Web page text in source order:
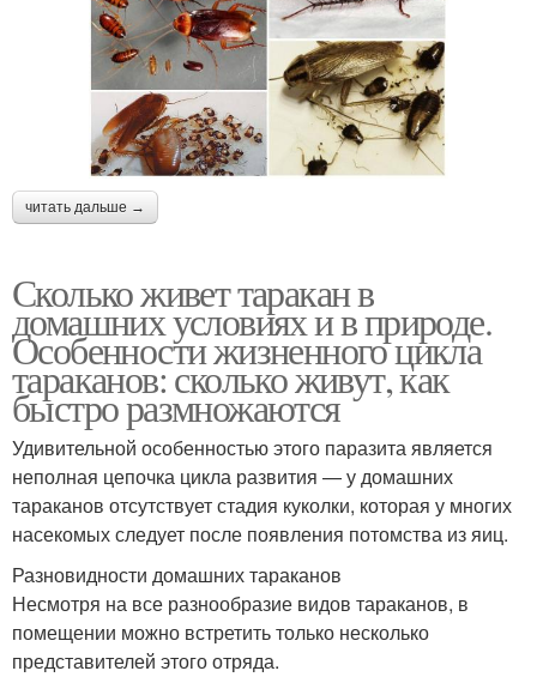
читать дальше →
Сколько живет таракан в
домашних условиях и в природе.
Особенности жизненного цикла
тараканов: сколько живут, как
быстро размножаются
Удивительной особенностью этого паразита является
неполная цепочка цикла развития — у домашних
тараканов отсутствует стадия куколки, которая у многих
насекомых следует после появления потомства из яиц.
Разновидности домашних тараканов
Несмотря на все разнообразие видов тараканов, в
помещении можно встретить только несколько
представителей этого отряда.